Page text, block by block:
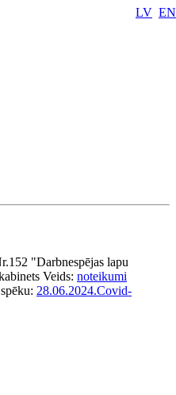
LV EN
"Darbnespējas lapu
Veids: noteikumi
28.06.2024.Covid-